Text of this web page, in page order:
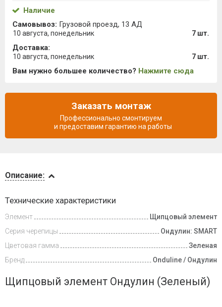
и оплата
Описание:
Технические характеристики
Элемент
Щипцовый элемент
Серия черепицы
Ондулин: SMART
Цветовая гамма
Зеленая
Бренд
Onduline / Ондулин
Щипцовый элемент Ондулин (Зеленый)
Наличие
Самовывоз: Грузовой проезд, 13 АД
10 августа, понедельник 7 шт.
Доставка:
10 августа, понедельник 7 шт.
Вам нужно большее количество? Нажмите сюда
Заказать монтаж
Профессионально смонтируем
и предоставим гарантию на работы